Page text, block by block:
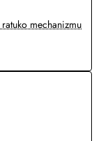
mechanizmu